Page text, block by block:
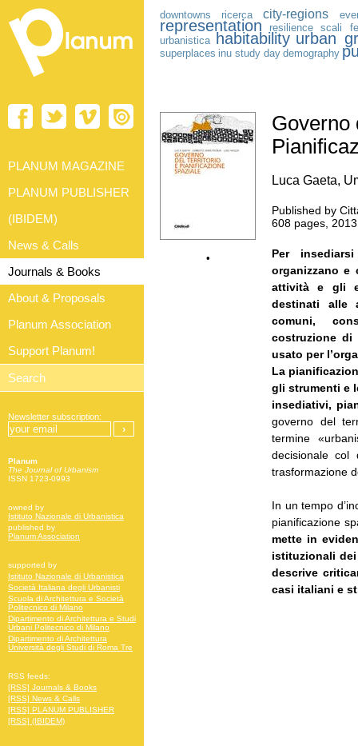
downtowns ricerca city-regions
representation resilience
scali
urbanistica
habitability urban
superplaces inu study day demography
•
Governo
Luca Gaeta,
Published by
608 pages,
Per
organizzano e
attività e gli
destinati alle
comuni,
costruzione di
usato per
La
gli strumenti e
insediativi,
governo del
termine
decisionale
trasformazione
In un tempo
pianificazione
mette in
istituzionali
descrive
casi italiani e
PLANUM MAGAZINE
PLANUM PUBLISHER
(IBIDEM)
News & Calls
Journals & Books
About & Proposals
Planum Association
Support Planum!
Newsletter subscription:
Planum
The Journal of Urbanism
ISSN 1723-0993
owned by
Istituto Nazionale di Urbanistica
published by
Planum Association
supported by
Istituto Nazionale di Urbanistica
Società Italiana degli Urbanisti
Scuola di Architettura e Società
Politecnico di Milano
Dipartimento di Architettura e Studi
Urbani Politecnico di Milano
Dipartimento di Architettura
Università degli Studi di Roma Tre
RSS feeds:
[RSS] Journals & Books
[RSS] News & Calls
[RSS] PLANUM PUBLISHER
[RSS] (IBIDEM)